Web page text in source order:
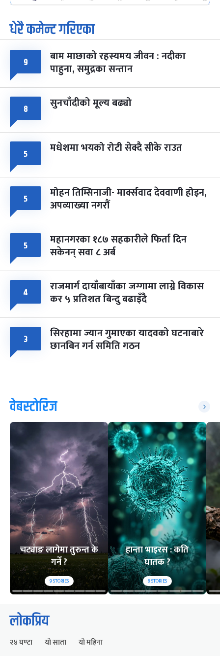
मंगल फाल्गुन २५, २०८३ Mar 9, 2027
७
आइत
पूर्णिमा व्रत
चैत्र ७, २०८३-Mar 21, 2027
८
सोम
फागुपूर्णिमा
चैत्र ८, २०८३-Mar 22, 2027
७ महिना बाँकी
धेरै कमेन्ट गरिएका
९ बाम माछाको रहस्यमय जीवन : नदीका
पाहुना, समुद्रका सन्तान
८ सुनचाँदीको मूल्य बढ्यो
५ मधेशमा भयको रोटी सेक्दै सीके राउत
५ मोहन तिम्सिनाजी- मार्क्सवाद देववाणी होइन,
अपव्याख्या नगरौं
५ महानगरका १८७ सहकारीले फिर्ता दिन
सकेनन् सवा ८ अर्ब
४ राजमार्ग दायाँबायाँका जग्गामा लाग्ने विकास
कर ५ प्रतिशत बिन्दु बढाइँदै
३ सिरहामा ज्यान गुमाएका यादवको घटनाबारे
छानबिन गर्न समिति गठन
वेबस्टोरिज
चट्याङ लागेमा तुरुन्त के
गर्ने ?
9STORIES
हान्ता भाइरस : कति
घातक ?
8STORIES
लोकप्रिय
२४ घण्टा यो साता यो महिना